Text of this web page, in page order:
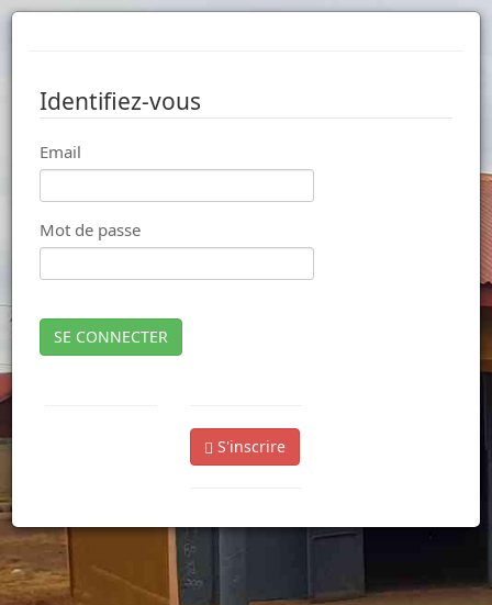
Identifiez-vous
Email
Mot de passe
SE CONNECTER
S'inscrire